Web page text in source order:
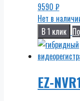
9590 ₽
Нет в
В 1 клик
EZ-